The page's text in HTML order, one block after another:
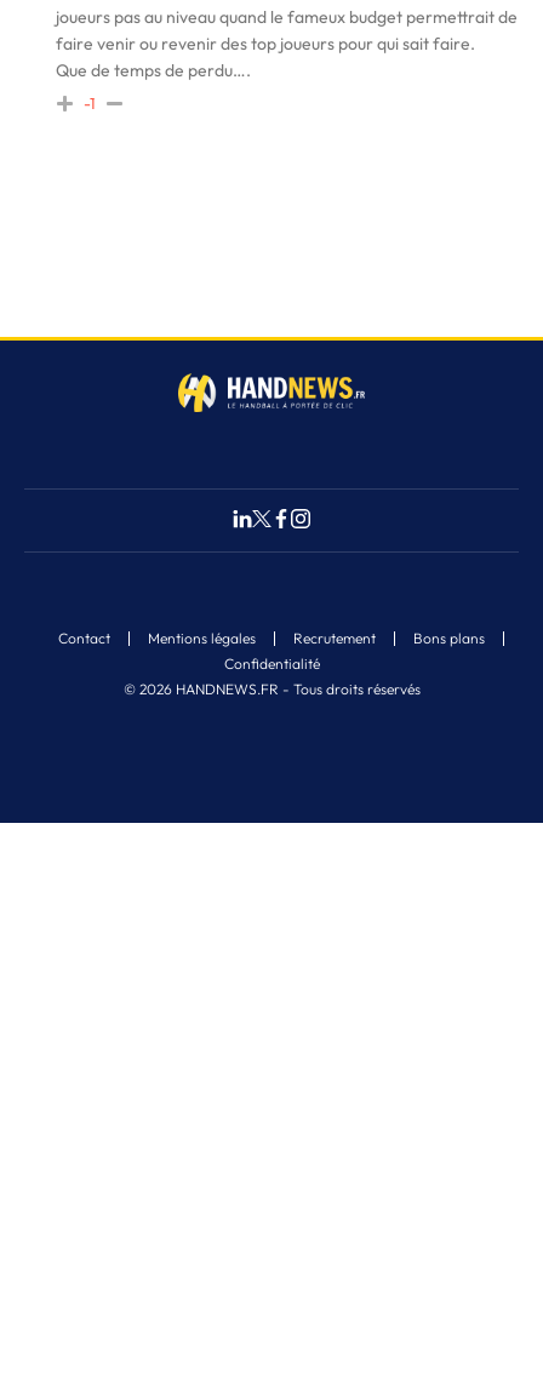
joueurs pas au niveau quand le fameux budget permettrait de
faire venir ou revenir des top joueurs pour qui sait faire.
Que de temps de perdu….
-1
© 2026 HANDNEWS.FR - Tous droits réservés
Contact Mentions légales Recrutement
Bons plans
Confidentialité